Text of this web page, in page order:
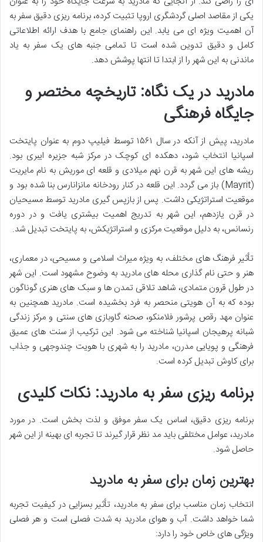
یکی از مقاصد اصلی گردشگری اروپا تثبیت کرده، برنامه ریزی دقیق سفر به
آن اهمیت ویژه ای می یابد. این راهنمای جامع با هدف ارائه اطلاعاتی
کامل و دقیق تدوین شده است تا تمامی جنبه های یک سفر به یاد
ماندنی به این شهر را از ابتدا تا انتها پوشش دهد.
مادرید در یک نگاه: تاریخچه مختصر و
جایگاه فرهنگی
مادرید، پیش از آنکه در سال ۱۵۶۱ توسط فیلیپ دوم به عنوان پایتخت
اسپانیا انتخاب شود، دهکده ای کوچک در مرکز شبه جزیره ایبری بود.
ریشه های این شهر به قرن نهم میلادی و قلعه ای موریش به نام مایریت
(Mayrit) باز می گردد. این قلعه در کنار رودخانه مانزانارس بنا شده بود و
موقعیت استراتژیکی داشت. پس از بازپس گیری مادرید توسط مسیحیان
در قرن یازدهم، این شهر به تدریج اهمیت بیشتری یافت و در دوره
رنسانس، به دلیل موقعیت مرکزی و استراتژیکش، به پایتخت تبدیل شد.
تأثیر فرهنگ های مختلف، به ویژه میراث اسلامی و مسیحی، در معماری،
هنر و حتی نام گذاری محله های مادرید به وضوح مشهود است. این شهر
در طول قرون متمادی، شاهد تلاقی تمدن ها و سبک های هنری گوناگون
بوده که به آن هویتی منحصر به فرد بخشیده است. مادرید همچنین به
عنوان مهد رقص پرشور فلامنکو، صحنه گاوبازی های سنتی و مرکز زندگی
شبانه پرهیجان اسپانیا شناخته می شود. این ترکیب از سنت های عمیق
فرهنگی و پویایی مدرن، مادرید را به شهری با هویت چندوجهی و جذاب
برای کاوش تبدیل کرده است.
برنامه ریزی سفر به مادرید: نکات کلیدی
برنامه ریزی دقیق، اساس یک سفر موفق و لذت بخش است. در مورد
مادرید، عوامل مختلفی باید مد نظر قرار گیرند تا تجربه ای بهینه از این شهر
حاصل شود.
بهترین زمان برای سفر به مادرید
انتخاب زمان مناسب برای سفر به مادرید، تأثیر بسزایی در کیفیت تجربه
شما خواهد داشت. آب و هوای مادرید به شدت فصلی است و هر فصلی
ویژگی های خاص خود را دارد: